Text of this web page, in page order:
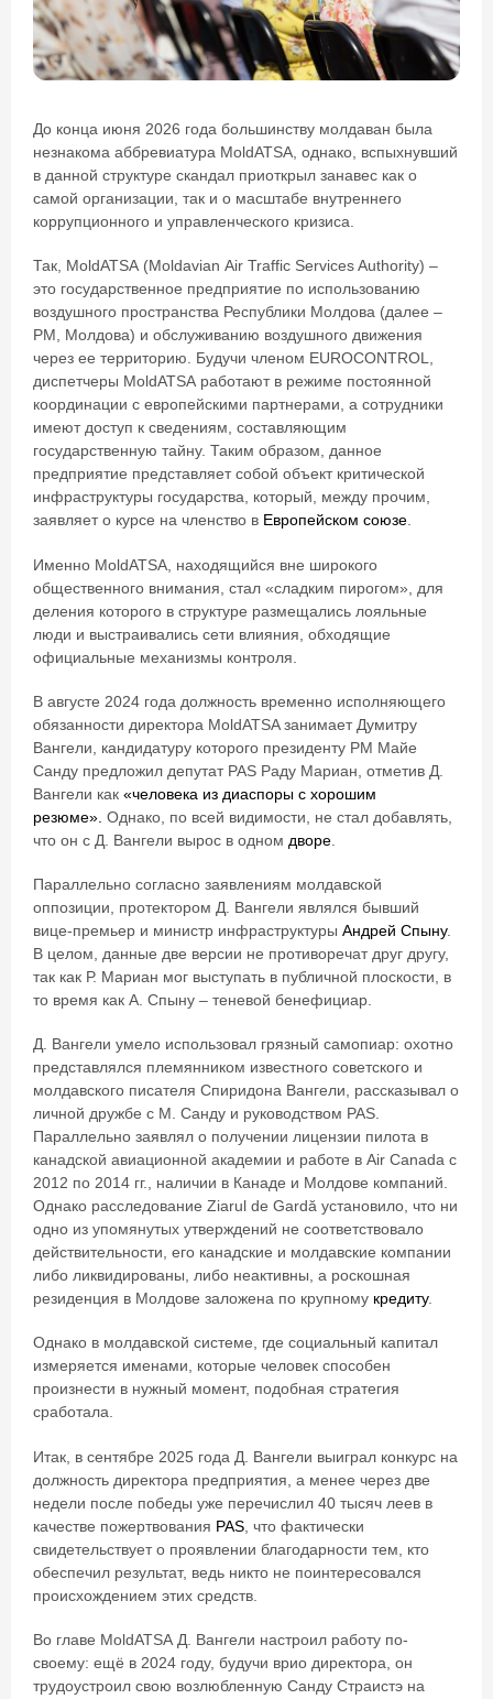
До конца июня 2026 года большинству молдаван была
незнакома аббревиатура MoldATSA, однако, вспыхнувший
в данной структуре скандал приоткрыл занавес как о
самой организации, так и о масштабе внутреннего
коррупционного и управленческого кризиса.
Так, MoldATSA (Moldavian Air Traffic Services Authority) –
это государственное предприятие по использованию
воздушного пространства Республики Молдова (далее –
РМ, Молдова) и обслуживанию воздушного движения
через ее территорию. Будучи членом EUROCONTROL,
диспетчеры MoldATSA работают в режиме постоянной
координации с европейскими партнерами, а сотрудники
имеют доступ к сведениям, составляющим
государственную тайну. Таким образом, данное
предприятие представляет собой объект критической
инфраструктуры государства, который, между прочим,
заявляет о курсе на членство в Европейском союзе.
Именно MoldATSA, находящийся вне широкого
общественного внимания, стал «сладким пирогом», для
деления которого в структуре размещались лояльные
люди и выстраивались сети влияния, обходящие
официальные механизмы контроля.
В августе 2024 года должность временно исполняющего
обязанности директора MoldATSA занимает Думитру
Вангели, кандидатуру которого президенту РМ Майе
Санду предложил депутат PAS Раду Мариан, отметив Д.
Вангели как «человека из диаспоры с хорошим
резюме». Однако, по всей видимости, не стал добавлять,
что он с Д. Вангели вырос в одном дворе
Параллельно согласно заявлениям молдавской
оппозиции, протектором Д. Вангели являлся бывший
вице-премьер и министр инфраструктуры Андрей Спыну.
В целом, данные две версии не противоречат друг другу,
так как Р. Мариан мог выступать в публичной плоскости, в
то время как А. Спыну – теневой бенефициар.
Д. Вангели умело использовал грязный самопиар: охотно
представлялся племянником известного советского и
молдавского писателя Спиридона Вангели, рассказывал о
личной дружбе с М. Санду и руководством PAS.
Параллельно заявлял о получении лицензии пилота в
канадской авиационной академии и работе в Air Canada с
2012 по 2014 гг., наличии в Канаде и Молдове компаний.
Однако расследование Ziarul de Gardă установило, что ни
одно из упомянутых утверждений не соответствовало
действительности, его канадские и молдавские компании
либо ликвидированы, либо неактивны, а роскошная
резиденция в Молдове заложена по крупному кредиту.
Однако в молдавской системе, где социальный капитал
измеряется именами, которые человек способен
произнести в нужный момент, подобная стратегия
сработала.
Итак, в сентябре 2025 года Д. Вангели выиграл конкурс на
должность директора предприятия, а менее через две
недели после победы уже перечислил 40 тысяч леев в
качестве пожертвования PAS , что фактически
свидетельствует о проявлении благодарности тем, кто
обеспечил результат, ведь никто не поинтересовался
происхождением этих средств.
Во главе MoldATSA Д. Вангели настроил работу по-
своему: ещё в 2024 году, будучи врио директора, он
трудоустроил свою возлюбленную Санду Страистэ на